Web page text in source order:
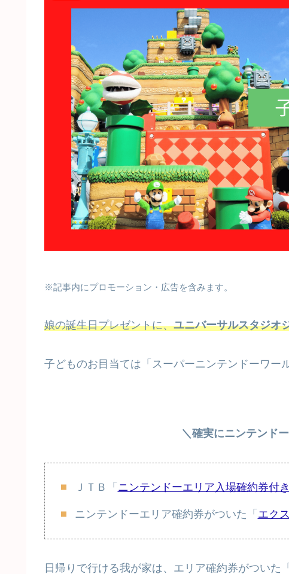
※記事内にプロモーション・広告を含みます。
娘の誕生日プレゼントに、ユニバーサルスタジオ
子どものお目当ては「スーパーニンテンドーワー
＼確実にニンテンド
ＪＴＢ「 ニンテンドーエリア入場確約券付
ニンテンドーエリア確約券がついた「 エク
日帰りで行ける我が家は、エリア確約券がついた